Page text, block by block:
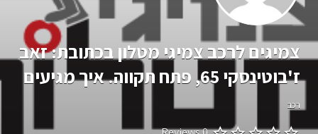
צמיגים לרכב צמיגי מטלון בכתובת: זאב
ז'בוטינסקי 65, פתח תקווה. איך מגיעים
רכב